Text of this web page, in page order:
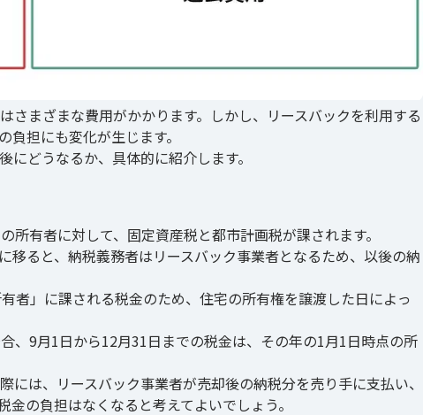
まざまな費用がかかります。しかし、リースバックを利用する
担にも変化が生じます。
どうなるか、具体的に紹介します。
有者に対して、固定資産税と都市計画税が課されます。
ると、納税義務者はリースバック事業者となるため、以後の納
者」に課される税金のため、住宅の所有権を譲渡した日によっ
、9月1日から12月31日までの税金は、その年の1月1日時点の所
は、リースバック事業者が売却後の納税分を売り手に支払い、
の負担はなくなると考えてよいでしょう。